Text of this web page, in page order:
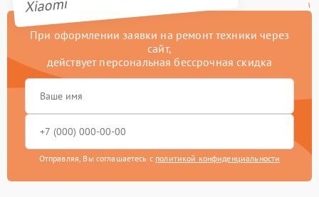
Xiaomi
При оформлении заявки на ремонт техники через
сайт,
действует персональная бессрочная скидка
Отправляя, Вы соглашаетесь с политикой конфиденциальности